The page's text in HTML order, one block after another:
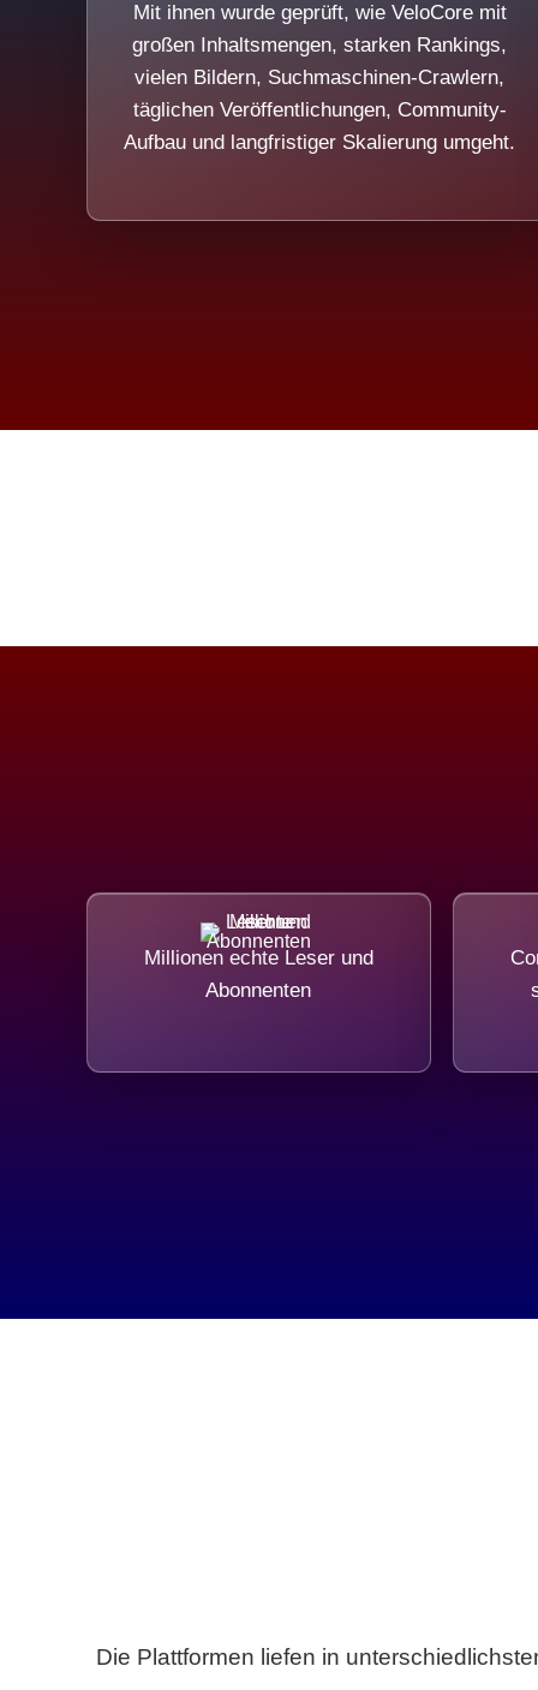
Mit ihnen wurde geprüft, wie VeloCore mit
großen Inhaltsmengen, starken Rankings,
vielen Bildern, Suchmaschinen-Crawlern,
täglichen Veröffentlichungen, Community-
Aufbau und langfristiger Skalierung umgeht.
Millionen echte Leser und
Abonnenten
Die Plattformen liefen in